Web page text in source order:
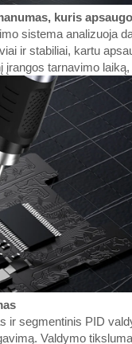
kuris apsaugo
sistema analizuoja
ir stabiliai, kartu
įrangos tarnavimo
ir segmentinis PID
Valdymo